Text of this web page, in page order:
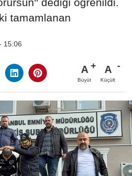
tamamlanan
15:06
A
Büyüt
A
Küçült